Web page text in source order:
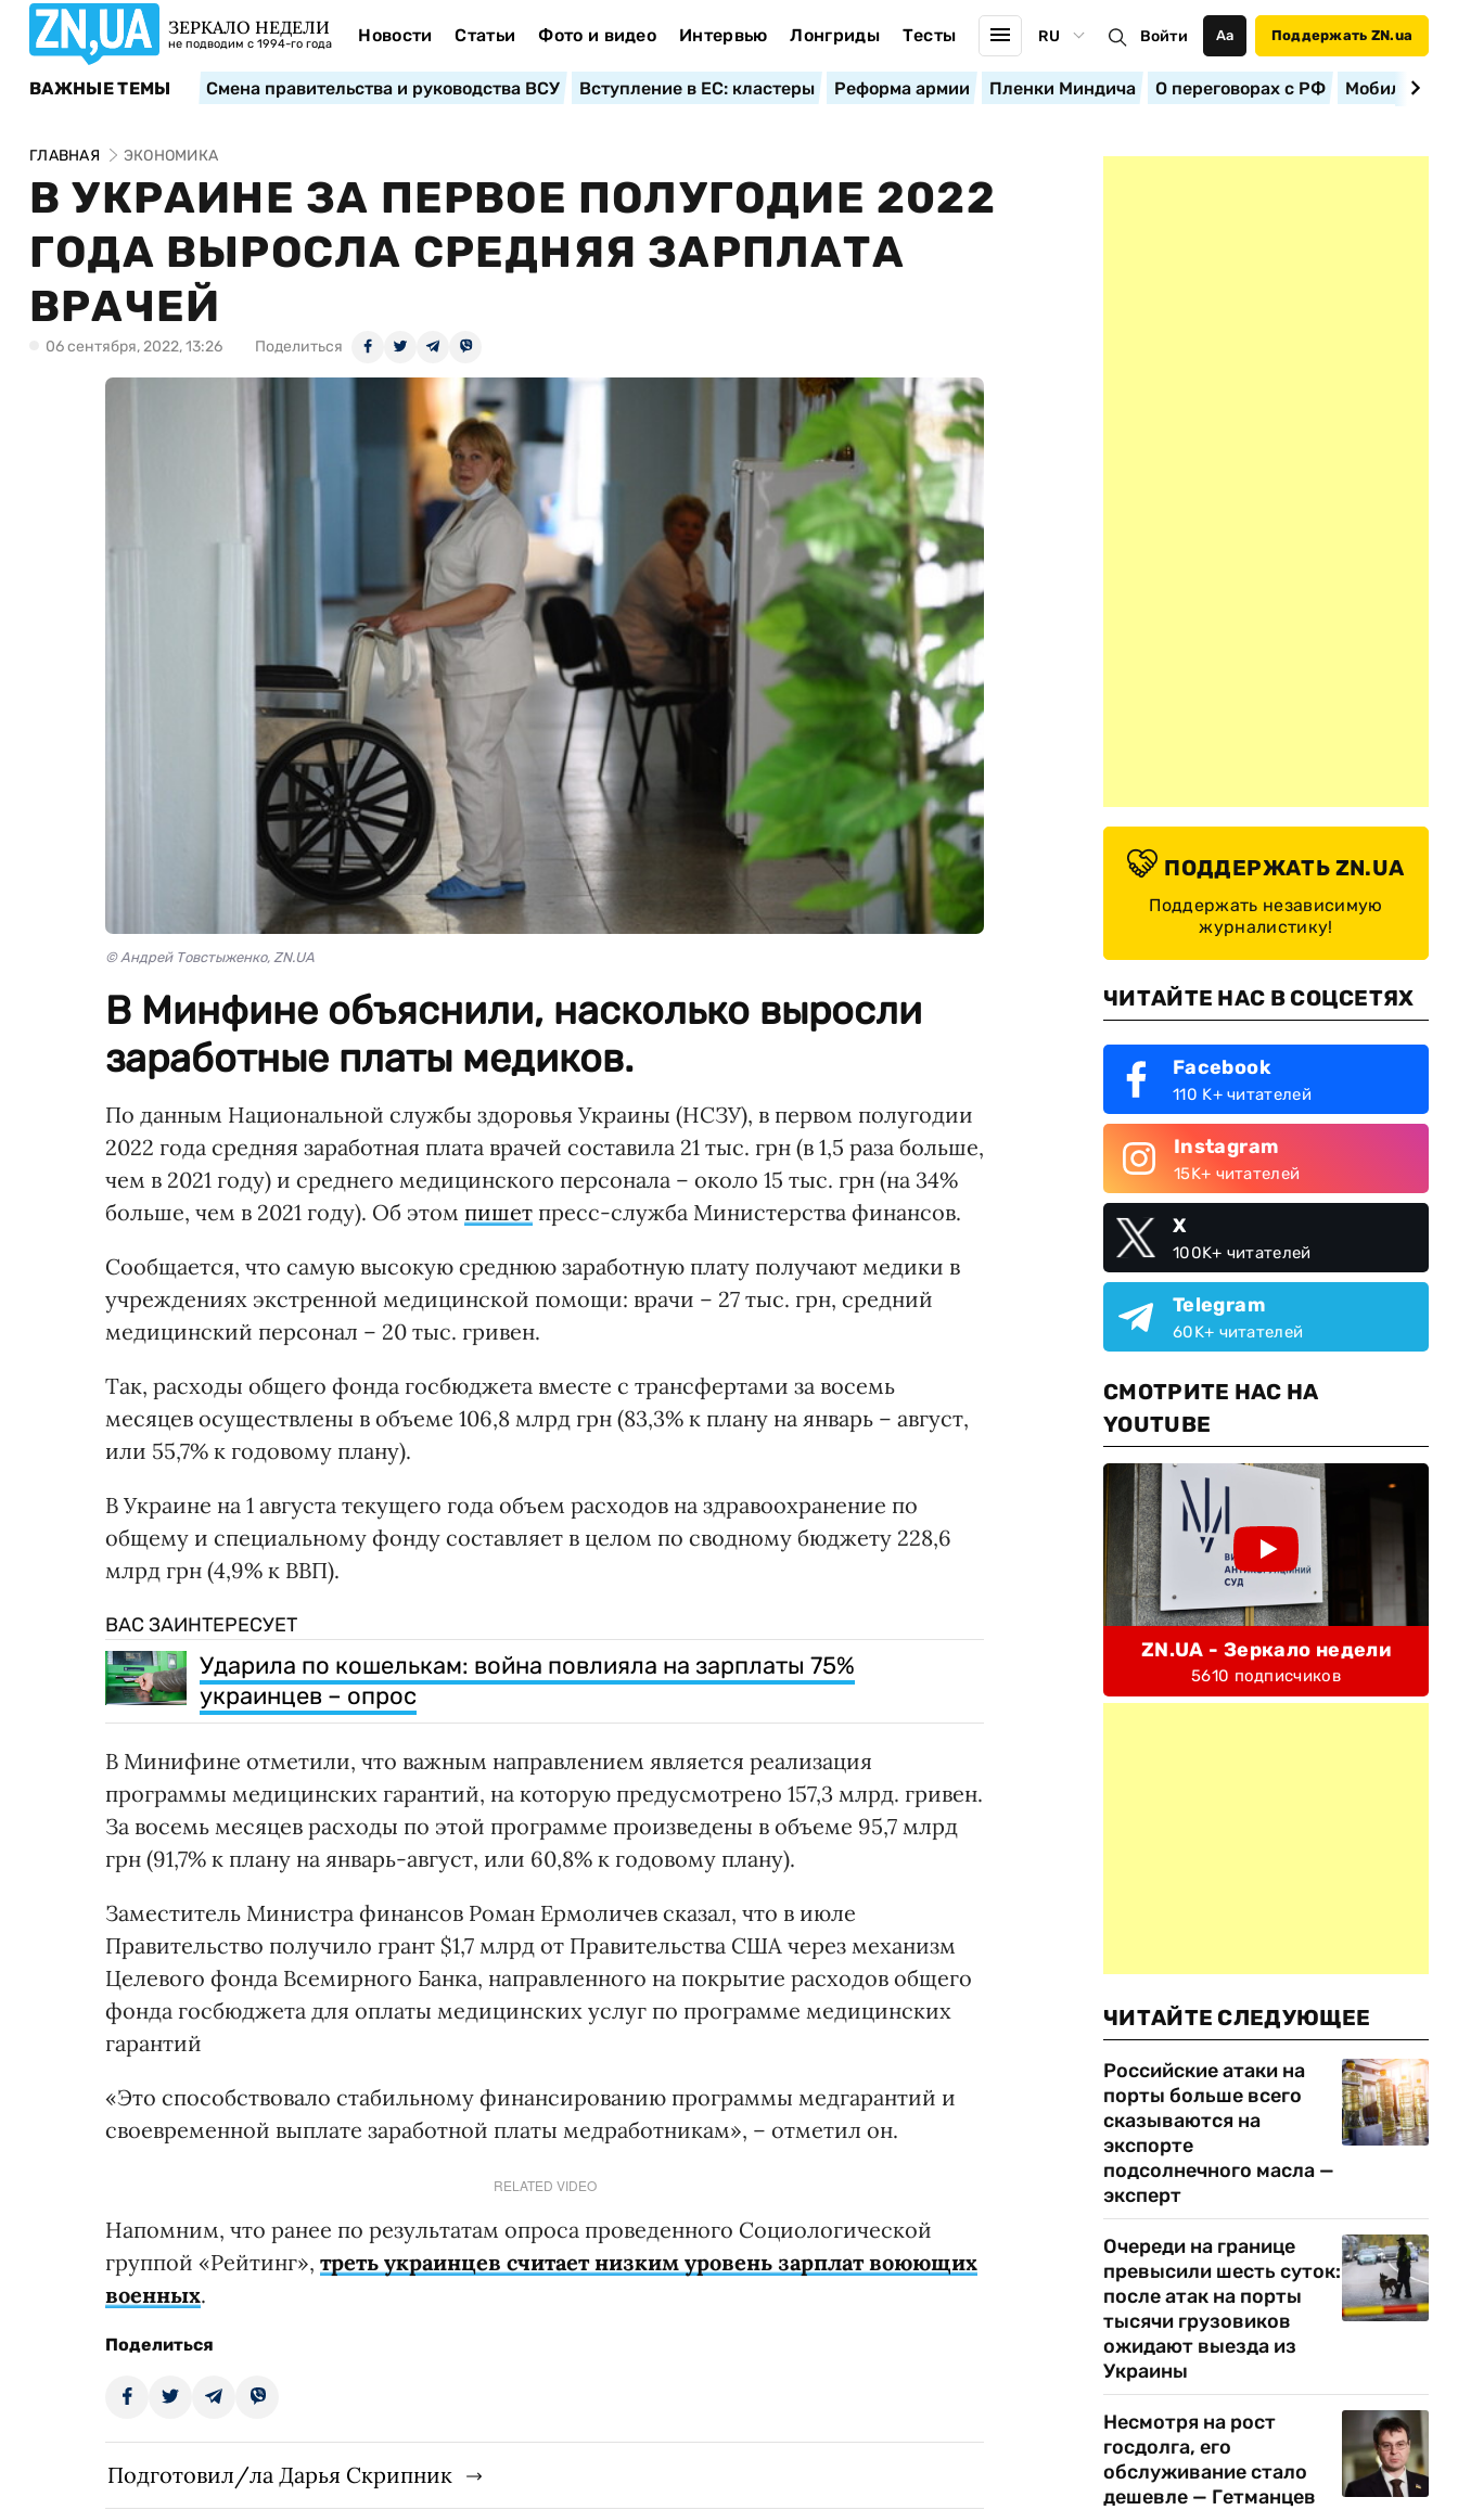
ЗЕРКАЛО НЕДЕЛИ
не подводим с 1994-го года Новости Статьи Фото и видео Интервью Лонгриды Тесты RU Войти Аа Поддержать ZN.ua
ВАЖНЫЕ ТЕМЫ Смена правительства и руководства ВСУ Вступление в ЕС: кластеры Реформа армии Пленки Миндича О переговорах с РФ
ГЛАВНАЯ ЭКОНОМИКА
В УКРАИНЕ ЗА ПЕРВОЕ ПОЛУГОДИЕ 2022
ГОДА ВЫРОСЛА СРЕДНЯЯ ЗАРПЛАТА
ВРАЧЕЙ
06 сентября, 2022, 13:26 Поделиться
© Андрей Товстыженко, ZN.UA
В Минфине объяснили, насколько выросли
заработные платы медиков.
По данным Национальной службы здоровья Украины (НСЗУ), в первом полугодии
2022 года средняя заработная плата врачей составила 21 тыс. грн (в 1,5 раза больше,
чем в 2021 году) и среднего медицинского персонала – около 15 тыс. грн (на 34%
больше, чем в 2021 году). Об этом пишет пресс-служба Министерства финансов.
Сообщается, что самую высокую среднюю заработную плату получают медики в
учреждениях экстренной медицинской помощи: врачи – 27 тыс. грн, средний
медицинский персонал – 20 тыс. гривен.
Так, расходы общего фонда госбюджета вместе с трансфертами за восемь
месяцев осуществлены в объеме 106,8 млрд грн (83,3% к плану на январь – август,
или 55,7% к годовому плану).
В Украине на 1 августа текущего года объем расходов на здравоохранение по
общему и специальному фонду составляет в целом по сводному бюджету 228,6
млрд грн (4,9% к ВВП).
ВАС ЗАИНТЕРЕСУЕТ
Ударила по кошелькам: война повлияла на зарплаты 75%
украинцев – опрос
В Минифине отметили, что важным направлением является реализация
программы медицинских гарантий, на которую предусмотрено 157,3 млрд. гривен.
За восемь месяцев расходы по этой программе произведены в объеме 95,7 млрд
грн (91,7% к плану на январь-август, или 60,8% к годовому плану).
Заместитель Министра финансов Роман Ермоличев сказал, что в июле
Правительство получило грант $1,7 млрд от Правительства США через механизм
Целевого фонда Всемирного Банка, направленного на покрытие расходов общего
фонда госбюджета для оплаты медицинских услуг по программе медицинских
гарантий
«Это способствовало стабильному финансированию программы медгарантий и
своевременной выплате заработной платы медработникам», – отметил он.
RELATED VIDEO
Напомним, что ранее по результатам опроса проведенного Социологической
группой «Рейтинг», треть украинцев считает низким уровень зарплат воюющих
военных.
Поделиться
Подготовил/ла Дарья Скрипник
ПОДДЕРЖАТЬ ZN.UA
Поддержать независимую
журналистику!
ЧИТАЙТЕ НАС В СОЦСЕТЯХ
Facebook
110 K+ читателей
Instagram
15K+ читателей
X
100K+ читателей
Telegram
60K+ читателей
СМОТРИТЕ НАС НА
YOUTUBE
ZN.UA - Зеркало недели
5610 подписчиков
ЧИТАЙТЕ СЛЕДУЮЩЕЕ
Российские атаки на
порты больше всего
сказываются на
экспорте
подсолнечного масла —
эксперт
Очереди на границе
превысили шесть суток:
после атак на порты
тысячи грузовиков
ожидают выезда из
Украины
Несмотря на рост
госдолга, его
обслуживание стало
дешевле — Гетманцев